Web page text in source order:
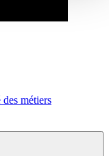
métiers